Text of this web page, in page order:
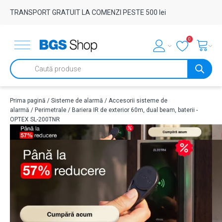
TRANSPORT GRATUIT LA COMENZI PESTE 500 lei
0
Products
search
Prima pagină / Sisteme de alarmă / Accesorii sisteme de
alarmă / Perimetrale / Bariera IR de exterior 60m, dual beam, baterii -
OPTEX SL-200TNR